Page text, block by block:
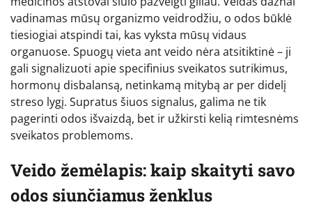
vadinamas mūsų organizmo veidrodžiu, o odos būklė
tiesiogiai atspindi tai, kas vyksta mūsų vidaus
organuose. Spuogų vieta ant veido nėra atsitiktinė – ji
gali signalizuoti apie specifinius sveikatos sutrikimus,
hormonų disbalansą, netinkamą mitybą ar per didelį
streso lygį. Supratus šiuos signalus, galima ne tik
pagerinti odos išvaizdą, bet ir užkirsti kelią rimtesnėms
sveikatos problemoms.
Veido žemėlapis: kaip skaityti savo
odos siunčiamus ženklus